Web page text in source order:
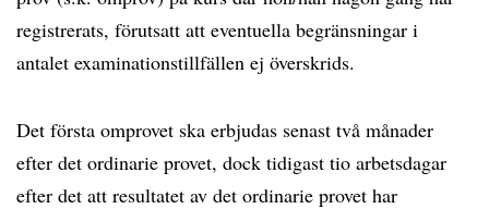
registrerats, förutsatt att eventuella begränsningar i
antalet examinationstillfällen ej överskrids.
Det första omprovet ska erbjudas senast två månader
efter det ordinarie provet, dock tidigast tio arbetsdagar
efter det att resultatet av det ordinarie provet har